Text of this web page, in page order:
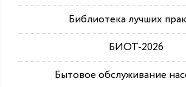
Библиотека лучших
БИОТ-2026
Бытовое обслуживание